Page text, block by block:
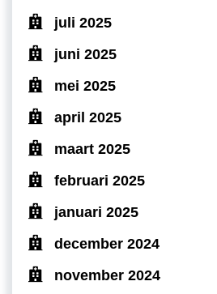
juli 2025
juni 2025
mei 2025
april 2025
maart 2025
februari 2025
januari 2025
december 2024
november 2024